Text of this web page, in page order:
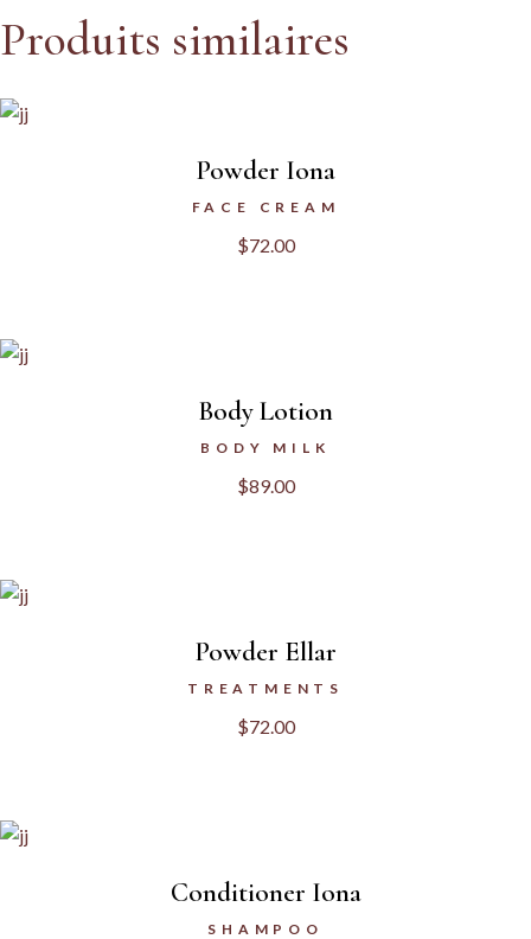
Produits similaires
Powder Iona
FACE CREAM
$72.00
Body Lotion
BODY MILK
$89.00
Powder Ellar
TREATMENTS
$72.00
Conditioner Iona
SHAMPOO